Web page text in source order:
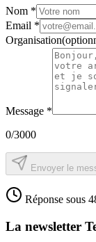
Nom *
Email *
Organisation
Message *
0/3000
Envoyer le
Réponse sous
La newsletter